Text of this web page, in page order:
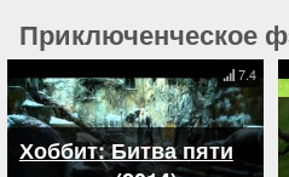
Приключенческое
Хоббит: Битва пяти
7.4